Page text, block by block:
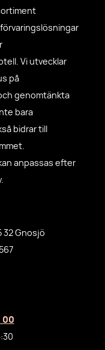
Vi utvecklar
på
genomtänkta
bara
bidrar till
anpassas efter
32 Gnosjö
00